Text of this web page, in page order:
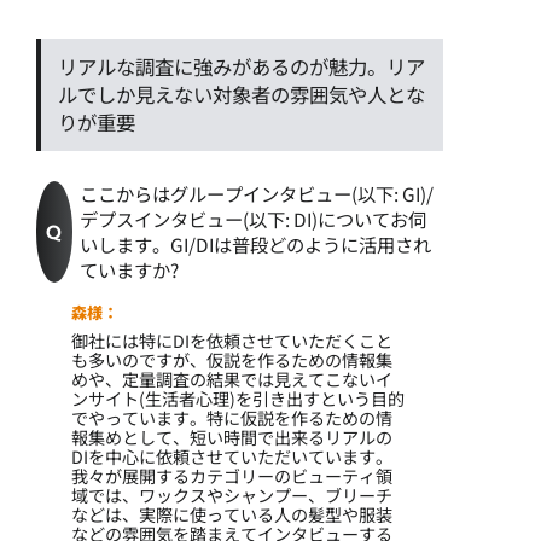
リアルな調査に強みがあるのが魅力。リア
ルでしか見えない対象者の雰囲気や人とな
りが重要
ここからはグループインタビュー(以下: GI)/
デプスインタビュー(以下: DI)についてお伺
いします。GI/DIは普段どのように活用され
ていますか?
森様：
御社には特にDIを依頼させていただくこと
も多いのですが、仮説を作るための情報集
めや、定量調査の結果では見えてこないイ
ンサイト(生活者心理)を引き出すという目的
でやっています。特に仮説を作るための情
報集めとして、短い時間で出来るリアルの
DIを中心に依頼させていただいています。
我々が展開するカテゴリーのビューティ領
域では、ワックスやシャンプー、ブリーチ
などは、実際に使っている人の髪型や服装
などの雰囲気を踏まえてインタビューする